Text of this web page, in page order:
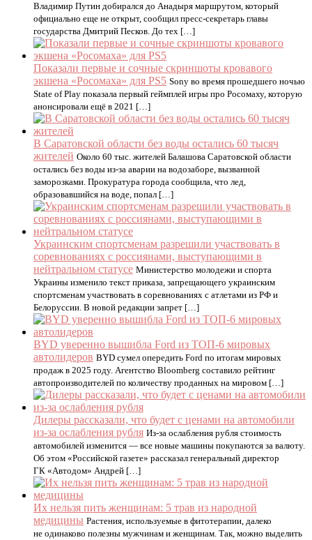
Владимир Путин добирался до Анадыря маршрутом, который
официально еще не открыт, сообщил пресс-секретарь главы
государства Дмитрий Песков. До тех […]
Показали первые и сочные скриншоты кровавого
экшена «Росомаха» для PS5 Sony во время прошедшего ночью
State of Play показала первый геймплей игры про Росомаху, которую
анонсировали ещё в 2021 […]
В Саратовской области без воды остались 60 тысяч
жителей Около 60 тыс. жителей Балашова Саратовской области
остались без воды из-за аварии на водозаборе, вызванной
заморозками. Прокуратура города сообщила, что лед,
образовавшийся на воде, попал […]
Украинским спортсменам разрешили участвовать в
соревнованиях с россиянами, выступающими в
нейтральном статусе Министерство молодежи и спорта
Украины изменило текст приказа, запрещающего украинским
спортсменам участвовать в соревнованиях с атлетами из РФ и
Белоруссии. В новой редакции запрет […]
BYD уверенно вышибла Ford из ТОП-6 мировых
автолидеров BYD сумел опередить Ford по итогам мировых
продаж в 2025 году. Агентство Bloomberg составило рейтинг
автопроизводителей по количеству проданных на мировом […]
Дилеры рассказали, что будет с ценами на автомобили
из-за ослабления рубля Из-за ослабления рубля стоимость
автомобилей изменится — все новые машины покупаются за валюту.
Об этом «Российской газете» рассказал генеральный директор
ГК «Автодом» Андрей […]
Их нельзя пить женщинам: 5 трав из народной
медицины Растения, используемые в фитотерапии, далеко
не одинаково полезны мужчинам и женщинам. Так, можно выделить